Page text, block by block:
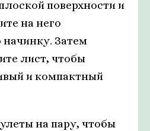
поверхности и
на него
Затем
лист, чтобы
и компактный
на пару, чтобы